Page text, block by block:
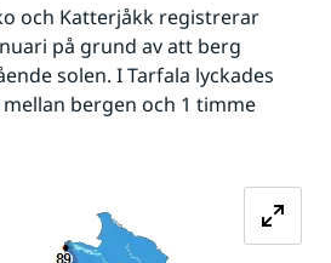
och Katterjåkk registrerar
på grund av att berg
solen. I Tarfala lyckades
bergen och 1 timme